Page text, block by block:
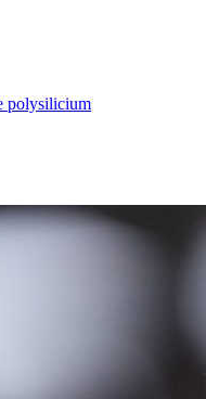
polysilicium